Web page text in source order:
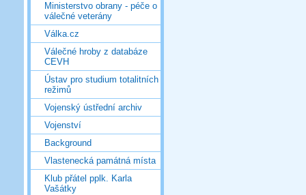
Ministerstvo obrany - péče o
válečné veterány
Válka.cz
Válečné hroby z databáze
CEVH
Ústav pro studium totalitních
režimů
Vojenský ústřední archiv
Vojenství
Background
Vlastenecká památná místa
Klub přátel pplk. Karla
Vašátky